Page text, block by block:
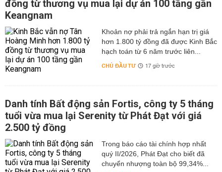
Nhiều người đã thực hiện cách giảm cân này thành công,
giảm cân gấp 2 – 3 lần so với chế độ ăn kiêng ít mỡ
thông thường. Cách giảm cân khoa học theo chế độ Eat
Clean.
Ăn vặt bằng trái cây và các loại hạt
Trong ngày không tránh được những lúc cơ thể bạn có
cảm giác thèm ăn. Những lúc này, thay vì ăn bánh ngọt,
trà sữa hoặc các thực phẩm nhiều đường khác, bạn có
thể chọn trái cây, các loại hạt.
Thực phẩm tươi, ít đường giúp bạn hạn chế cơn thèm
ăn, kích thích quá trình trao đổi chất, giải tỏa chất béo
giúp giảm cân hiệu quả.
Giảm cân nhanh từ gừng và chanh
đồng từ thương vụ mua lại dự án 100 tầng gần
Keangnam
hơn 1.800 tỷ đồng đã được Kinh Bắc
hạch toán từ 6 năm trước liên...
CHỦ ĐẦU TƯ 17 giờ trước
Danh tính Bất động sản Fortis, công ty 5 tháng
tuổi vừa mua lại Serenity từ Phát Đạt với giá
2.500 tỷ đồng
Trong báo cáo tài chính hợp nhất
quý II/2026, Phát Đạt cho biết đã
chuyển nhượng toàn bộ 99,34%...